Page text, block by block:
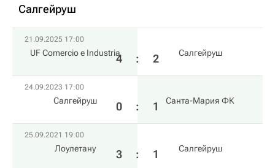
Салгейруш
21.09.2025 17:00
UF Comercio e Industria4 : 2 Салгейруш
24.09.2023 17:00
Салгейруш 0 : 1 Санта-Мария ФК
25.09.2021 19:00
Лоулетану 3 : 1 Салгейруш